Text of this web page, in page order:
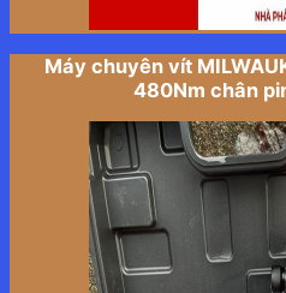
Máy chuyên vít
480Nm chân